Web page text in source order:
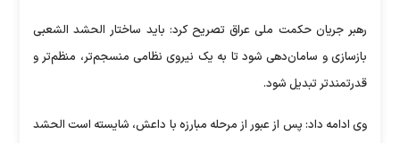
رهبر جریان حکمت ملی عراق تصریح کرد: باید ساختار الحشد الشعبی
بازسازی و سامان‌دهی شود تا به یک نیروی نظامی منسجم‌تر، منظم‌تر و
قدرتمندتر تبدیل شود.
وی ادامه داد: پس از عبور از مرحله مبارزه با داعش، شایسته است الحشد